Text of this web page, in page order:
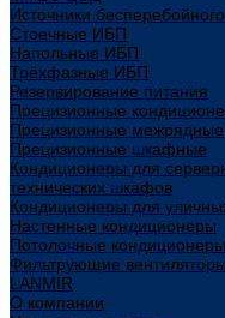
Источники
Стоечные ИБП
Напольные ИБП
Трёхфазные ИБП
Резервирование питания
Прецизионные
Прецизионные межрядные
Прецизионные шкафные
Кондиционеры для
технических шкафов
Кондиционеры для
Настенные кондиционеры
Потолочные кондиционеры
Фильтрующие вентиляторы
LANMIR
О компании